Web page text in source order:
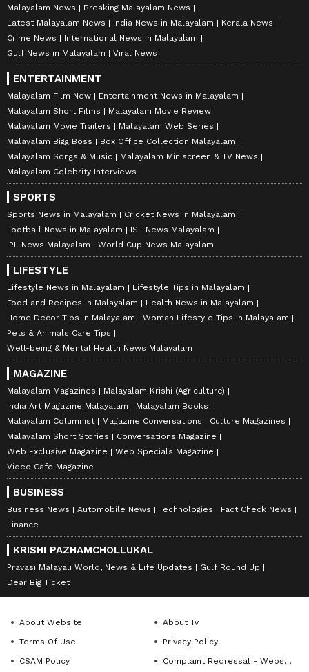
Malayalam News
Breaking Malayalam News
Latest Malayalam News
India News in Malayalam
Kerala News
Crime News
International News in Malayalam
Gulf News in Malayalam
Viral News
ENTERTAINMENT
Malayalam Film New
Entertainment News in Malayalam
Malayalam Short Films
Malayalam Movie Review
Malayalam Movie Trailers
Malayalam Web Series
Malayalam Bigg Boss
Box Office Collection Malayalam
Malayalam Songs & Music
Malayalam Miniscreen & TV News
Malayalam Celebrity Interviews
SPORTS
Sports News in Malayalam
Cricket News in Malayalam
Football News in Malayalam
ISL News Malayalam
IPL News Malayalam
World Cup News Malayalam
LIFESTYLE
Lifestyle News in Malayalam
Lifestyle Tips in Malayalam
Food and Recipes in Malayalam
Health News in Malayalam
Home Decor Tips in Malayalam
Woman Lifestyle Tips in Malayalam
Pets & Animals Care Tips
Well-being & Mental Health News Malayalam
MAGAZINE
Malayalam Magazines
Malayalam Krishi (Agriculture)
India Art Magazine Malayalam
Malayalam Books
Malayalam Columnist
Magazine Conversations
Culture Magazines
Malayalam Short Stories
Conversations Magazine
Web Exclusive Magazine
Web Specials Magazine
Video Cafe Magazine
BUSINESS
Business News Automobile News Technologies
Fact Check News
Finance
KRISHI PAZHAMCHOLLUKAL
Pravasi Malayali World, News & Life Updates
Gulf Round Up
Dear Big Ticket
About Website
About Tv
Terms Of Use
Privacy Policy
CSAM Policy
Complaint Redressal - Website